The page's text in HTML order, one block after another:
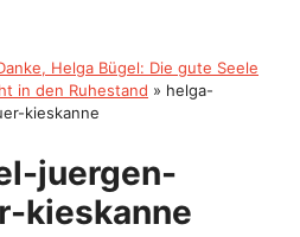
Helga Bügel: Die gute Seele
in den Ruhestand » helga-
kieskanne
juergen-
kieskanne